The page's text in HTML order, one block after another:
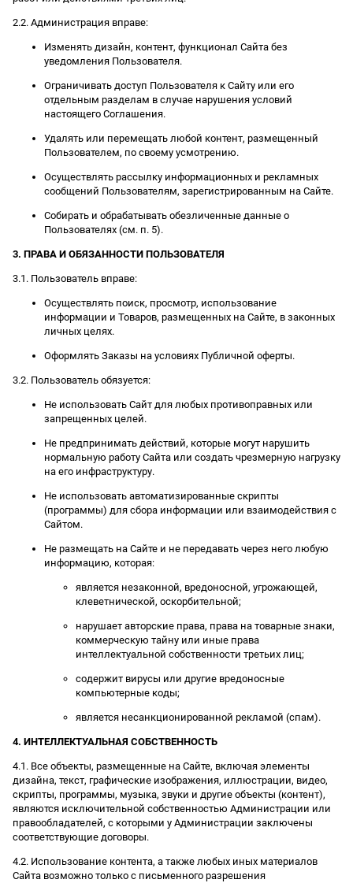
2.2. Администрация вправе:
Изменять дизайн, контент, функционал Сайта без
уведомления Пользователя.
Ограничивать доступ Пользователя к Сайту или его
отдельным разделам в случае нарушения условий
настоящего Соглашения.
Удалять или перемещать любой контент, размещенный
Пользователем, по своему усмотрению.
Осуществлять рассылку информационных и рекламных
сообщений Пользователям, зарегистрированным на Сайте.
Собирать и обрабатывать обезличенные данные о
Пользователях (см. п. 5).
3. ПРАВА И ОБЯЗАННОСТИ ПОЛЬЗОВАТЕЛЯ
3.1. Пользователь вправе:
Осуществлять поиск, просмотр, использование
информации и Товаров, размещенных на Сайте, в законных
личных целях.
Оформлять Заказы на условиях Публичной оферты.
3.2. Пользователь обязуется:
Не использовать Сайт для любых противоправных или
запрещенных целей.
Не предпринимать действий, которые могут нарушить
нормальную работу Сайта или создать чрезмерную нагрузку
на его инфраструктуру.
Не использовать автоматизированные скрипты
(программы) для сбора информации или взаимодействия с
Сайтом.
Не размещать на Сайте и не передавать через него любую
информацию, которая:
является незаконной, вредоносной, угрожающей,
клеветнической, оскорбительной;
нарушает авторские права, права на товарные знаки,
коммерческую тайну или иные права
интеллектуальной собственности третьих лиц;
содержит вирусы или другие вредоносные
компьютерные коды;
является несанкционированной рекламой (спам).
4. ИНТЕЛЛЕКТУАЛЬНАЯ СОБСТВЕННОСТЬ
4.1. Все объекты, размещенные на Сайте, включая элементы
дизайна, текст, графические изображения, иллюстрации, видео,
скрипты, программы, музыка, звуки и другие объекты (контент),
являются исключительной собственностью Администрации или
правообладателей, с которыми у Администрации заключены
соответствующие договоры.
4.2. Использование контента, а также любых иных материалов
Сайта возможно только с письменного разрешения